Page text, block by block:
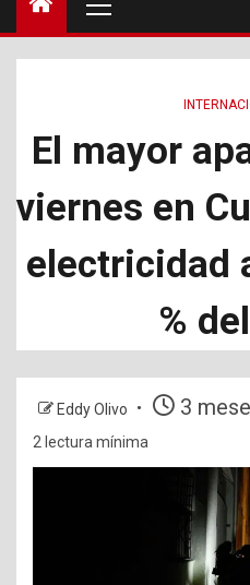
principal
El mayor
viernes en
electricidad
%
Eddy Olivo 3
2 lectura mínima